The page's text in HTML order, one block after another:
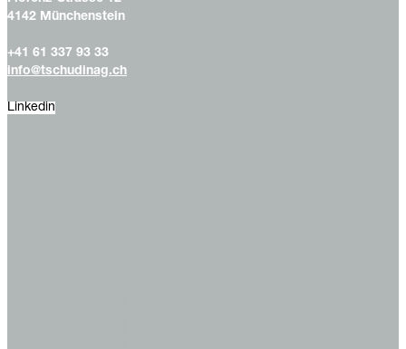
4142 Münchenstein
+41 61 337 93 33
info@tschudinag.ch
Linkedin